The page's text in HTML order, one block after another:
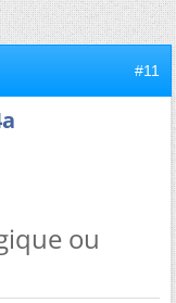
#11
ou